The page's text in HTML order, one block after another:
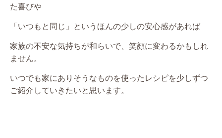
た喜びや
「いつもと同じ」というほんの少しの安心感があれば
家族の不安な気持ちが和らいで、笑顔に変わるかもしれ
ません。
いつでも家にありそうなものを使ったレシピを少しずつ
ご紹介していきたいと思います。